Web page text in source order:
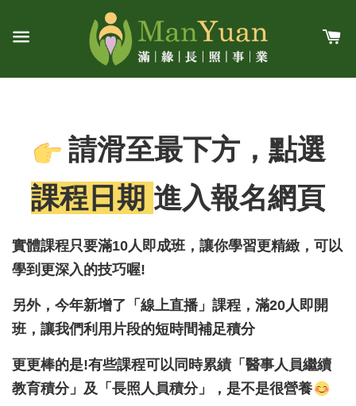
請滑至最下方，點選
課程日期 進入報名網頁
實體課程只要滿10人即成班，讓你學習更精緻，可以
學到更深入的技巧喔!
另外，今年新增了「線上直播」課程，滿20人即開
班，讓我們利用片段的短時間補足積分
更更棒的是!有些課程可以同時累績「醫事人員繼續
教育積分」及「長照人員積分」，是不是很營養